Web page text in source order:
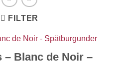
FILTER
– Blanc de Noir –